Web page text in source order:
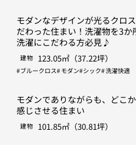
モダンなデザインが光るクロ
だわった住まい！洗濯物を3か
洗濯にこだわる方必見♪
建物 123.05㎡（37.22坪）
ブルークロス モダン シック 洗濯快適
モダンでありながらも、どこ
感じさせる住まい
建物 101.85㎡（30.81坪）